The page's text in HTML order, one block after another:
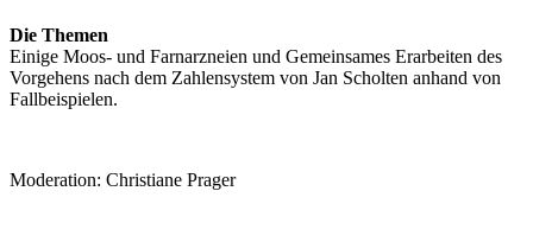
Die Themen
Einige Moos- und Farnarzneien und Gemeinsames Erarbeiten des
Vorgehens nach dem Zahlensystem von Jan Scholten anhand von
Fallbeispielen.
Moderation: Christiane Prager